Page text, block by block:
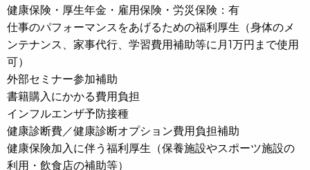
健康保険・厚生年金・雇用保険・労災保険：有
仕事のパフォーマンスをあげるための福利厚生（身体のメ
ンテナンス、家事代行、学習費用補助等に月1万円まで使用
可）
外部セミナー参加補助
書籍購入にかかる費用負担
インフルエンザ予防接種
健康診断費／健康診断オプション費用負担補助
健康保険加入に伴う福利厚生（保養施設やスポーツ施設の
利用・飲食店の補助等）